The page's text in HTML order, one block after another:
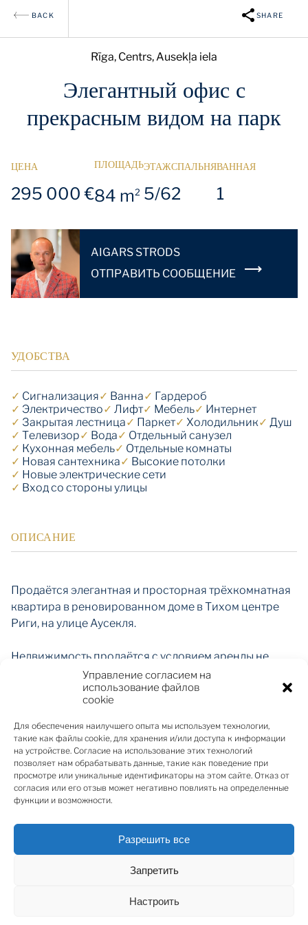
Управление согласием на
использование файлов
cookie
Для обеспечения наилучшего опыта мы используем технологии,
такие как файлы cookie, для хранения и/или доступа к информации
на устройстве. Согласие на использование этих технологий
позволяет нам обрабатывать данные, такие как поведение при
просмотре или уникальные идентификаторы на этом сайте. Отказ от
согласия или его отзыв может негативно повлиять на определенные
функции и возможности.
Разрешить все
Запретить
Настроить
BACK SHARE
Rīga, Centrs, Ausekļa iela
Элегантный офис с
прекрасным видом на парк
ЦЕНА
295 000 €
ПЛОЩАДЬ
84 m2
ЭТАЖ
5/6
СПАЛЬНЯ
2
ВАННАЯ
1
AIGARS STRODS
OТПРАВИТЬ СООБЩЕНИЕ
УДОБСТВА
✓ Cигнализация✓ Ванна✓ Гардероб
✓ Электричество✓ Лифт✓ Мебель✓ Интернет
✓ Закрытая лестница✓ Паркет✓ Холодильник✓ Душ
✓ Телевизор✓ Вода✓ Отдельный санузел
✓ Кухонная мебель✓ Отдельные комнаты
✓ Новая сантехника✓ Высокие потолки
✓ Новые электрические сети
✓ Вход со стороны улицы
ОПИСАНИЕ
Продаётся элегантная и просторная трёхкомнатная
квартира в реновированном доме в Тихом центре
Риги, на улице Аусекля.
Недвижимость продаётся с условием аренды не
менее 1 года. Арендная плата 1500 евро плюс
коммунальные услуги.
Квартира расположена на пятом этаже, из окон
открывается вид на парк Виестурдарз и просторный
двор. Общая площадь – 93 м².
Текущая планировка приспособлена под офисные
нужды: просторная переговорная, два отдельных
кабинета, зона кухни, место для секретариата и
Преимущества объекта:
реновированное здание с лифтом;